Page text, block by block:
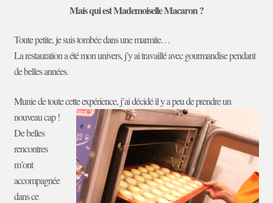
Mais qui est Mademoiselle Macaron ?
Toute petite, je suis tombée dans une marmite…
La restauration a été mon univers, j’y ai travaillé avec gourmandise pendant
de belles années.
Munie de toute cette expérience, j’ai décidé il y a peu de prendre un
nouveau cap !
De belles
rencontres
m’ont
accompagnée
dans ce